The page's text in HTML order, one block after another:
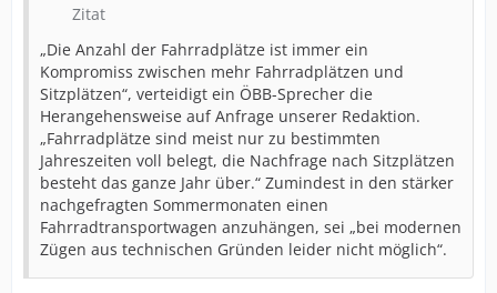
Zitat
„Die Anzahl der Fahrradplätze ist immer ein
Kompromiss zwischen mehr Fahrradplätzen und
Sitzplätzen“, verteidigt ein ÖBB-Sprecher die
Herangehensweise auf Anfrage unserer Redaktion.
„Fahrradplätze sind meist nur zu bestimmten
Jahreszeiten voll belegt, die Nachfrage nach Sitzplätzen
besteht das ganze Jahr über.“ Zumindest in den stärker
nachgefragten Sommermonaten einen
Fahrradtransportwagen anzuhängen, sei „bei modernen
Zügen aus technischen Gründen leider nicht möglich“.